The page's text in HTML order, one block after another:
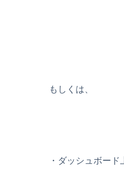
もしくは、
・ダッシュボー